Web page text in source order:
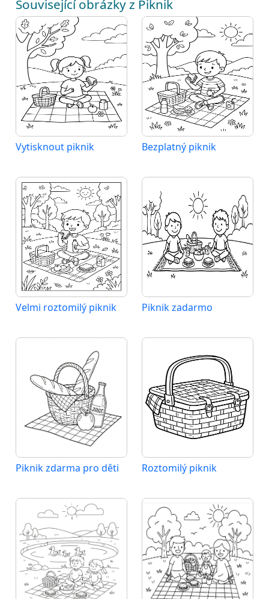
Související obrázky z Piknik
Vytisknout piknik Bezplatný piknik
Velmi roztomilý piknik Piknik zadarmo
Piknik zdarma pro děti Roztomilý piknik